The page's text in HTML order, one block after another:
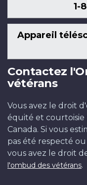
1-
Appareil
Contactez
vétérans
Vous avez le droit
équité et courtoisie
Canada. Si vous
pas été respecté
vous avez le droit
l'ombud des vétérans.